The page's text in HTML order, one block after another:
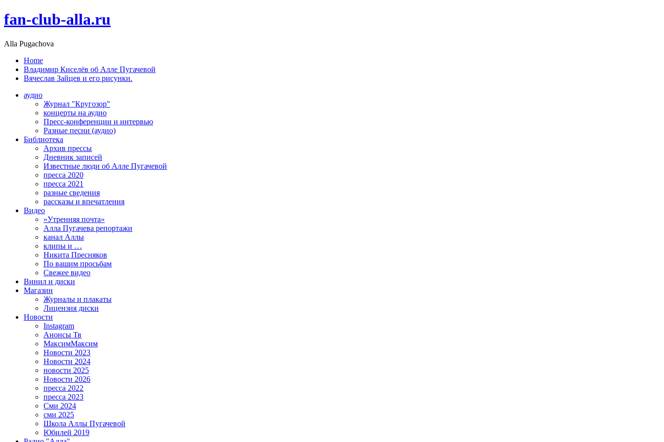
fan-club-alla.ru
Alla Pugachova
Home
Владимир Киселёв об Алле Пугачевой
Вячеслав Зайцев и его рисунки.
аудио
Журнал "Кругозор"
концерты на аудио
Пресс-конференции и интервью
Разные песни (аудио)
Библиотека
Архив прессы
Дневник записей
Известные люди об Алле Пугачевой
пресса 2020
пресса 2021
разные сведения
рассказы и впечатления
Видео
»Утренняя почта»
Алла Пугачева репортажи
канал Аллы
клипы и …
Никита Пресняков
По вашим просьбам
Свежее видео
Винил и диски
Магазин
Журналы и плакаты
Лицензия диски
Новости
Instagram
Анонсы Тв
МаксимМаксим
Новости 2023
Новости 2024
новости 2025
Новости 2026
пресса 2022
пресса 2023
Сми 2024
сми 2025
Школа Аллы Пугачевой
Юбилей 2019